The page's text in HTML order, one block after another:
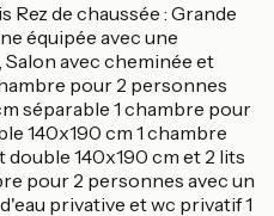
Rez de chaussée : Grande
équipée avec une
Salon avec cheminée et
pour 2 personnes
séparable 1 chambre pour
140x190 cm 1 chambre
double 140x190 cm et 2 lits
pour 2 personnes avec un
privative et wc privatif 1